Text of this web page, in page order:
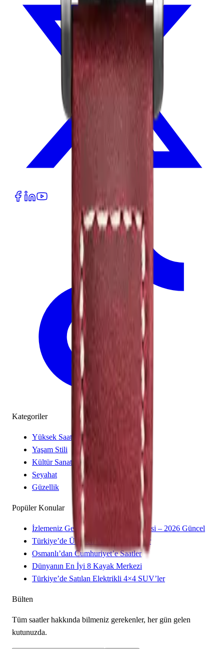
Kategoriler
Yüksek Saatçilik
Yaşam Stili
Kültür Sanat
Seyahat
Güzellik
Popüler Konular
İzlemeniz Gereken 15 Yeni Kore Dizisi – 2026 Güncel
Türkiye’de Üretilen Yerli Otomobiller
Osmanlı’dan Cumhuriyet’e Saatler
Dünyanın En İyi 8 Kayak Merkezi
Türkiye’de Satılan Elektrikli 4×4 SUV’ler
Bülten
Tüm saatler hakkında bilmeniz gerekenler, her gün gelen
kutunuzda.